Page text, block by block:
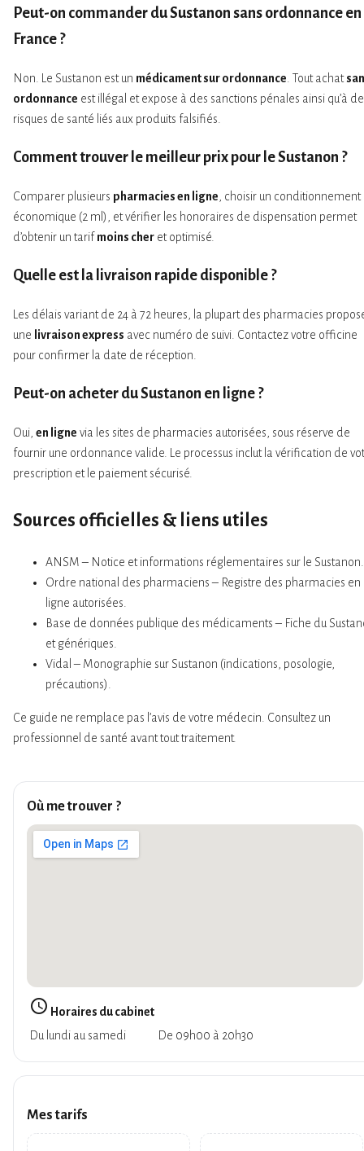
Peut-on commander du Sustanon sans ordonnance en
France ?
Non. Le Sustanon est un médicament sur ordonnance. Tout achat
ordonnance est illégal et expose à des sanctions pénales ainsi qu’à
risques de santé liés aux produits falsifiés.
Comment trouver le meilleur prix pour le Sustanon ?
Comparer plusieurs pharmacies en ligne, choisir un conditionnement
économique (2 ml), et vérifier les honoraires de dispensation permet
d’obtenir un tarif moins cher et optimisé.
Quelle est la livraison rapide disponible ?
Les délais variant de 24 à 72 heures, la plupart des pharmacies
une livraison express avec numéro de suivi. Contactez votre officine
pour confirmer la date de réception.
Peut-on acheter du Sustanon en ligne ?
Oui, en ligne via les sites de pharmacies autorisées, sous réserve de
fournir une ordonnance valide. Le processus inclut la vérification de
prescription et le paiement sécurisé.
Sources officielles & liens utiles
ANSM – Notice et informations réglementaires sur le Sustanon.
Ordre national des pharmaciens – Registre des pharmacies en
ligne autorisées.
Base de données publique des médicaments – Fiche du
et génériques.
Vidal – Monographie sur Sustanon (indications, posologie,
précautions).
Ce guide ne remplace pas l’avis de votre médecin. Consultez un
professionnel de santé avant tout traitement.
Où me trouver ?
query_builder Horaires du cabinet
Du lundi au samedi
De 09h00 à 20h30
Mes tarifs